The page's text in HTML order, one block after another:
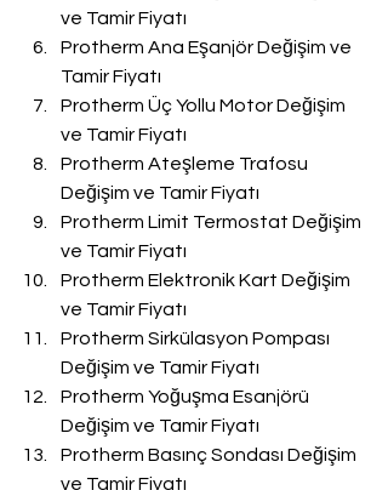
ve Tamir Fiyatı
Protherm Ana Eşanjör Değişim ve
Tamir Fiyatı
Protherm Üç Yollu Motor Değişim
ve Tamir Fiyatı
Protherm Ateşleme Trafosu
Değişim ve Tamir Fiyatı
Protherm Limit Termostat Değişim
ve Tamir Fiyatı
Protherm Elektronik Kart Değişim
ve Tamir Fiyatı
Protherm Sirkülasyon Pompası
Değişim ve Tamir Fiyatı
Protherm Yoğuşma Esanjörü
Değişim ve Tamir Fiyatı
Protherm Basınç Sondası Değişim
ve Tamir Fiyatı